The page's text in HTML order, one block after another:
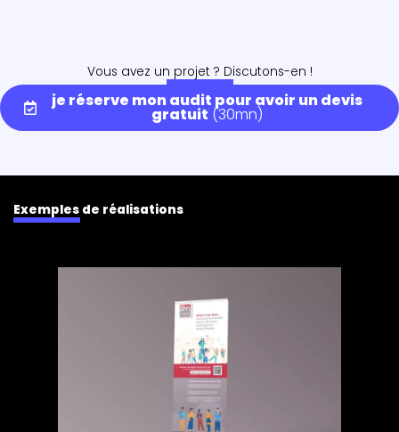
Vous avez un projet ? Discutons-en !
je réserve mon audit pour avoir un devis
gratuit (30mn)
Exemples de réalisations